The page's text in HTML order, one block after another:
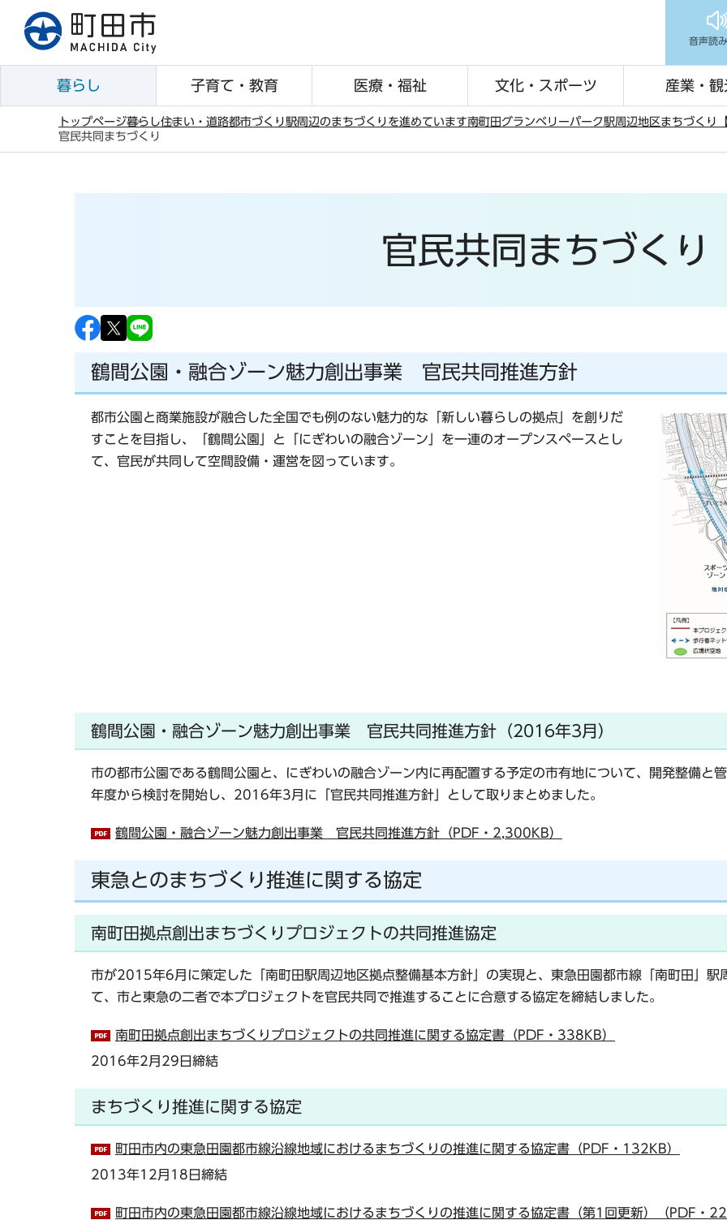
音声読
暮らし 子育て・教育 医療・福祉 文化・スポーツ 産業・観
トップページ暮らし住まい・道路都市づくり駅周辺のまちづくりを進めています南町田グランベリーパーク駅周辺地区まちづくり
官民共同まちづくり
官民共同まちづくり
鶴間公園・融合ゾーン魅力創出事業 官民共同推進方針
都市公園と商業施設が融合した全国でも例のない魅力的な「新しい暮らしの拠点」を創りだ
すことを目指し、「鶴間公園」と「にぎわいの融合ゾーン」を一連のオープンスペースとし
て、官民が共同して空間設備・運営を図っています。
鶴間公園・融合ゾーン魅力創出事業 官民共同推進方針（2016年3月）
市の都市公園である鶴間公園と、にぎわいの融合ゾーン内に再配置する予定の市有地について、開発整備
年度から検討を開始し、2016年3月に「官民共同推進方針」として取りまとめました。
鶴間公園・融合ゾーン魅力創出事業 官民共同推進方針（PDF・2,300KB）
東急とのまちづくり推進に関する協定
南町田拠点創出まちづくりプロジェクトの共同推進協定
市が2015年6月に策定した「南町田駅周辺地区拠点整備基本方針」の実現と、東急田園都市線「南町田」駅
て、市と東急の二者で本プロジェクトを官民共同で推進することに合意する協定を締結しました。
南町田拠点創出まちづくりプロジェクトの共同推進に関する協定書（PDF・338KB）
2016年2月29日締結
まちづくり推進に関する協定
町田市内の東急田園都市線沿線地域におけるまちづくりの推進に関する協定書（PDF・132KB）
2013年12月18日締結
町田市内の東急田園都市線沿線地域におけるまちづくりの推進に関する協定書（第1回更新）（PDF・